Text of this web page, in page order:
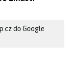
do Google